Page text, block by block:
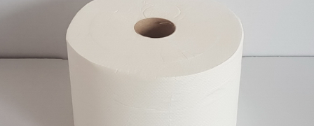
Toalet papir centralno, 2 sloja, celuloza, 6/1